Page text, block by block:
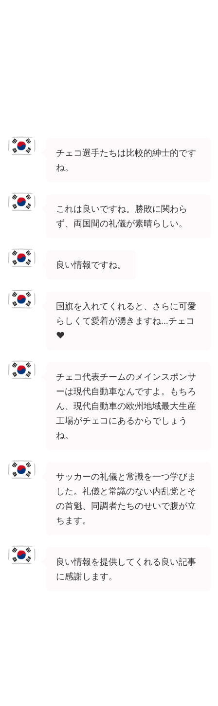
チェコ選手たちは比較的紳士的です
ね。
これは良いですね。勝敗に関わら
ず、両国間の礼儀が素晴らしい。
良い情報ですね。
国旗を入れてくれると、さらに可愛
らしくて愛着が湧きますね…チェコ
❤️
チェコ代表チームのメインスポンサ
ーは現代自動車なんですよ。もちろ
ん、現代自動車の欧州地域最大生産
工場がチェコにあるからでしょう
ね。
サッカーの礼儀と常識を一つ学びま
した。礼儀と常識のない内乱党とそ
の首魁、同調者たちのせいで腹が立
ちます。
良い情報を提供してくれる良い記事
に感謝します。